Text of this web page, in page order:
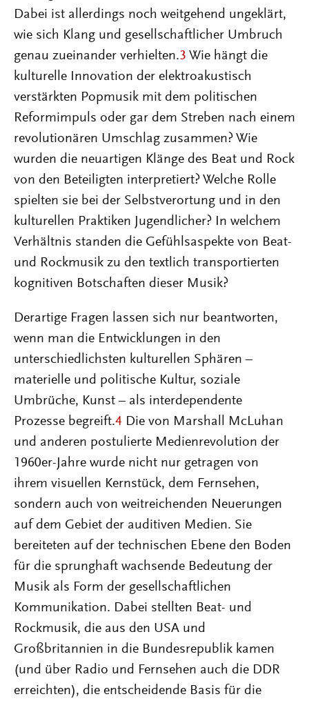
Dabei ist allerdings noch weitgehend ungeklärt,
wie sich Klang und gesellschaftlicher Umbruch
genau zueinander verhielten.3 Wie hängt die
kulturelle Innovation der elektroakustisch
verstärkten Popmusik mit dem politischen
Reformimpuls oder gar dem Streben nach einem
revolutionären Umschlag zusammen? Wie
wurden die neuartigen Klänge des Beat und Rock
von den Beteiligten interpretiert? Welche Rolle
spielten sie bei der Selbstverortung und in den
kulturellen Praktiken Jugendlicher? In welchem
Verhältnis standen die Gefühlsaspekte von Beat-
und Rockmusik zu den textlich transportierten
kognitiven Botschaften dieser Musik?
Derartige Fragen lassen sich nur beantworten,
wenn man die Entwicklungen in den
unterschiedlichsten kulturellen Sphären –
materielle und politische Kultur, soziale
Umbrüche, Kunst – als interdependente
Prozesse begreift.4 Die von Marshall McLuhan
und anderen postulierte Medienrevolution der
1960er-Jahre wurde nicht nur getragen von
ihrem visuellen Kernstück, dem Fernsehen,
sondern auch von weitreichenden Neuerungen
auf dem Gebiet der auditiven Medien. Sie
bereiteten auf der technischen Ebene den Boden
für die sprunghaft wachsende Bedeutung der
Musik als Form der gesellschaftlichen
Kommunikation. Dabei stellten Beat- und
Rockmusik, die aus den USA und
Großbritannien in die Bundesrepublik kamen
(und über Radio und Fernsehen auch die DDR
erreichten), die entscheidende Basis für die